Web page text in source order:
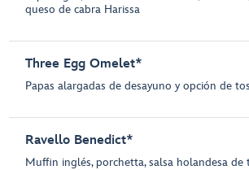
queso de cabra Harissa
Three Egg Omelet*
Papas alargadas de desayuno y opción de
Ravello Benedict*
Muffin inglés, porchetta, salsa holandesa de